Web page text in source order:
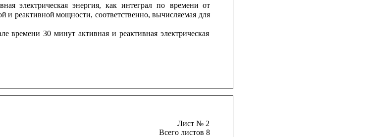
электрическая энергия, как интеграл по времени от
и реактивной мощности, соответственно, вычисляемая для
времени 30 минут активная и реактивная электрическая
Лист № 2
Всего листов 8